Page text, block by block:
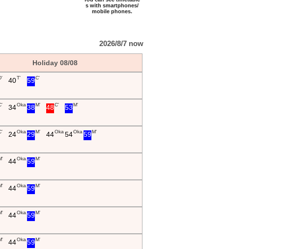
s with smartphones/
mobile phones.
2026/8/7 now
Holiday 08/08
40T' 59C'
34Oka 38M' 48C' 53M'
24Oka 29M' 44Oka 54Oka 59M'
44Oka 59M'
44Oka 59M'
44Oka 59M'
44Oka 59M'